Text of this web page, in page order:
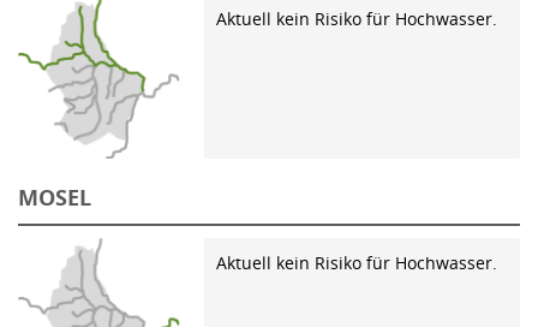
Aktuell kein Risiko für Hochwasser.
MOSEL
Aktuell kein Risiko für Hochwasser.